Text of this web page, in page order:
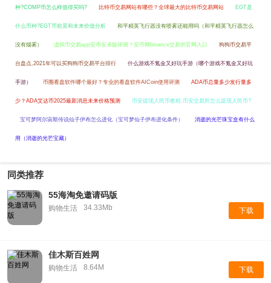
种?COMP币怎么样值得买吗? 比特币交易网站有哪些？全球最大的比特币交易网站 EGT是
什么币种?EGT币前景和未来价值分析 和平精英飞行器没有喷雾还能用吗（和平精英飞行器怎么
没有烟雾） 虚拟币交易app安币安卓版评测？安币网binance交易所官网入口 狗狗币交易平
台盘点,2021年可以买狗狗币交易平台排行 什么游戏不氪金又好玩手游（哪个游戏不氪金又好玩
手游） 币圈看盘软件哪个最好？专业的看盘软件AICoin使用评测 ADA币总量多少发行量多
少？ADA艾达币2025最新消息未来价格预测 币安提现人民币教程,币安交易所怎么提现人民币?
宝可梦阿尔宙斯传说仙子伊布怎么进化（宝可梦仙子伊布进化条件） 消逝的光芒珠宝盒有什么
用（消逝的光芒宝藏）
同类推荐
55海淘免邀请码版
购物生活 34.33Mb 下载
佳木斯百姓网
购物生活 8.64M 下载